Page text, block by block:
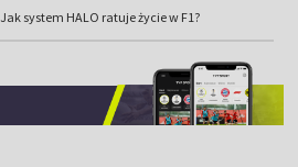
system HALO ratuje życie w F1?